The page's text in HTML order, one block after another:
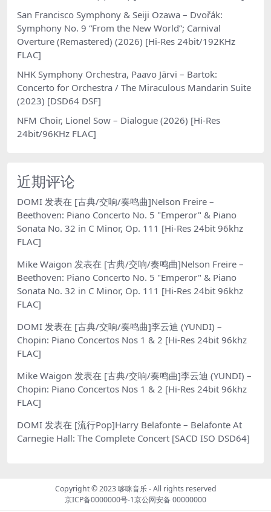
San Francisco Symphony & Seiji Ozawa – Dvořák:
Symphony No. 9 “From the New World”; Carnival
Overture (Remastered) (2026) [Hi-Res 24bit/192KHz
FLAC]
NHK Symphony Orchestra, Paavo Järvi – Bartok:
Concerto for Orchestra / The Miraculous Mandarin Suite
(2023) [DSD64 DSF]
NFM Choir, Lionel Sow – Dialogue (2026) [Hi-Res
24bit/96KHz FLAC]
近期评论
DOMI 发表在 [古典/交响/奏鸣曲]Nelson Freire –
Beethoven: Piano Concerto No. 5 "Emperor" & Piano
Sonata No. 32 in C Minor, Op. 111 [Hi-Res 24bit 96khz
FLAC]
Mike Waigon 发表在 [古典/交响/奏鸣曲]Nelson Freire –
Beethoven: Piano Concerto No. 5 "Emperor" & Piano
Sonata No. 32 in C Minor, Op. 111 [Hi-Res 24bit 96khz
FLAC]
DOMI 发表在 [古典/交响/奏鸣曲]李云迪 (YUNDI) –
Chopin: Piano Concertos Nos 1 & 2 [Hi-Res 24bit 96khz
FLAC]
Mike Waigon 发表在 [古典/交响/奏鸣曲]李云迪 (YUNDI) –
Chopin: Piano Concertos Nos 1 & 2 [Hi-Res 24bit 96khz
FLAC]
DOMI 发表在 [流行Pop]Harry Belafonte – Belafonte At
Carnegie Hall: The Complete Concert [SACD ISO DSD64]
Copyright © 2023哆咪音乐- All rights reserved
京ICP备0000000号-1京公网安备 00000000